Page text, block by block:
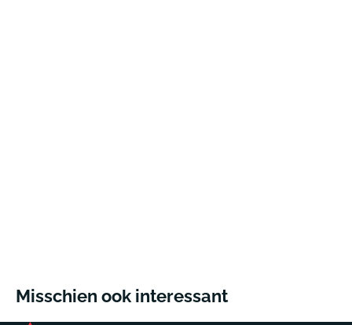
Misschien ook interessant